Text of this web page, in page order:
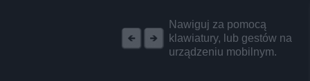
Nawiguj za pomocą
klawiatury, lub gestów na
urządzeniu mobilnym.